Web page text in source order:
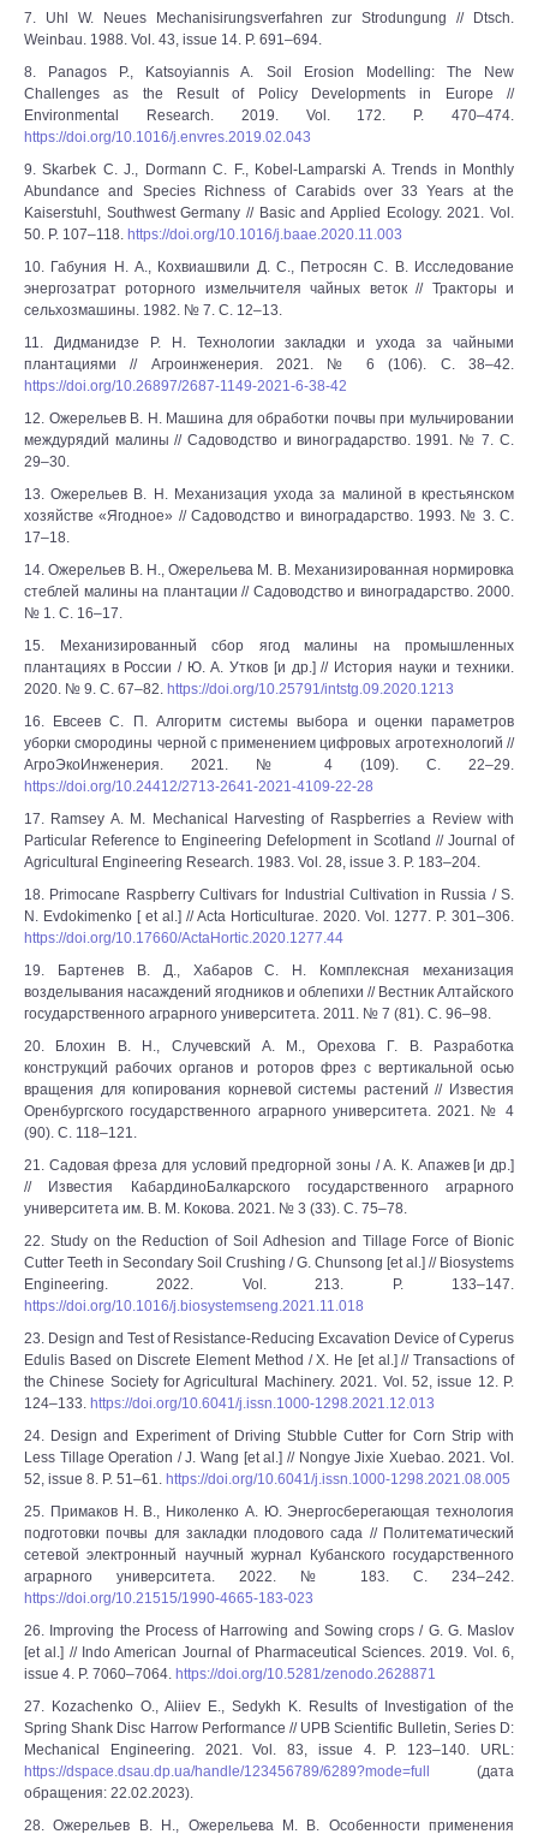
7. Uhl W. Neues Mechanisirungsverfahren zur Strodungung // Dtsch.
Weinbau. 1988. Vol. 43, issue 14. P. 691–694.
8. Panagos P., Katsoyiannis A. Soil Erosion Modelling: The New
Challenges as the Result of Policy Developments in Europe //
Environmental Research. 2019. Vol. 172. P. 470–474.
https://doi.org/10.1016/j.envres.2019.02.043
9. Skarbek C. J., Dormann C. F., Kobel-Lamparski A. Trends in Monthly
Abundance and Species Richness of Carabids over 33 Years at the
Kaiserstuhl, Southwest Germany // Basic and Applied Ecology. 2021. Vol.
50. P. 107–118. https://doi.org/10.1016/j.baae.2020.11.003
10. Габуния Н. А., Кохвиашвили Д. С., Петросян С. В. Исследование
энергозатрат роторного измельчителя чайных веток // Тракторы и
сельхозмашины. 1982. № 7. С. 12–13.
11. Дидманидзе Р. Н. Технологии закладки и ухода за чайными
плантациями // Агроинженерия. 2021. № 6 (106). С. 38–42.
https://doi.org/10.26897/2687-1149-2021-6-38-42
12. Ожерельев В. Н. Машина для обработки почвы при мульчировании
междурядий малины // Садоводство и виноградарство. 1991. № 7. С.
29–30.
13. Ожерельев В. Н. Механизация ухода за малиной в крестьянском
хозяйстве «Ягодное» // Садоводство и виноградарство. 1993. № 3. С.
17–18.
14. Ожерельев В. Н., Ожерельева М. В. Механизированная нормировка
стеблей малины на плантации // Садоводство и виноградарство. 2000.
№ 1. С. 16–17.
15. Механизированный сбор ягод малины на промышленных
плантациях в России / Ю. А. Утков [и др.] // История науки и техники.
2020. № 9. С. 67–82. https://doi.org/10.25791/intstg.09.2020.1213
16. Евсеев С. П. Алгоритм системы выбора и оценки параметров
уборки смородины черной с применением цифровых агротехнологий //
АгроЭкоИнженерия. 2021. № 4 (109). С. 22–29.
https://doi.org/10.24412/2713-2641-2021-4109-22-28
17. Ramsey A. M. Mechanical Harvesting of Raspberries a Review with
Particular Reference to Engineering Defelopment in Scotland // Journal of
Agricultural Engineering Research. 1983. Vol. 28, issue 3. P. 183–204.
18. Primocane Raspberry Cultivars for Industrial Cultivation in Russia / S.
N. Evdokimenko [ et al.] // Acta Horticulturae. 2020. Vol. 1277. P. 301–306.
https://doi.org/10.17660/ActaHortic.2020.1277.44
19. Бартенев В. Д., Хабаров С. Н. Комплексная механизация
возделывания насаждений ягодников и облепихи // Вестник Алтайского
государственного аграрного университета. 2011. № 7 (81). С. 96–98.
20. Блохин В. Н., Случевский А. М., Орехова Г. В. Разработка
конструкций рабочих органов и роторов фрез с вертикальной осью
вращения для копирования корневой системы растений // Известия
Оренбургского государственного аграрного университета. 2021. № 4
(90). С. 118–121.
21. Садовая фреза для условий предгорной зоны / А. К. Апажев [и др.]
// Известия КабардиноБалкарского государственного аграрного
университета им. В. М. Кокова. 2021. № 3 (33). С. 75–78.
22. Study on the Reduction of Soil Adhesion and Tillage Force of Bionic
Cutter Teeth in Secondary Soil Crushing / G. Chunsong [et al.] // Biosystems
Engineering. 2022. Vol. 213. P. 133–147.
https://doi.org/10.1016/j.biosystemseng.2021.11.018
23. Design and Test of Resistance-Reducing Excavation Device of Cyperus
Edulis Based on Discrete Element Method / X. He [et al.] // Transactions of
the Chinese Society for Agricultural Machinery. 2021. Vol. 52, issue 12. P.
124–133. https://doi.org/10.6041/j.issn.1000-1298.2021.12.013
24. Design and Experiment of Driving Stubble Cutter for Corn Strip with
Less Tillage Operation / J. Wang [et al.] // Nongye Jixie Xuebao. 2021. Vol.
52, issue 8. P. 51–61. https://doi.org/10.6041/j.issn.1000-1298.2021.08.005
25. Примаков Н. В., Николенко А. Ю. Энергосберегающая технология
подготовки почвы для закладки плодового сада // Политематический
сетевой электронный научный журнал Кубанского государственного
аграрного университета. 2022. № 183. С. 234–242.
https://doi.org/10.21515/1990-4665-183-023
26. Improving the Process of Harrowing and Sowing crops / G. G. Maslov
[et al.] // Indo American Journal of Pharmaceutical Sciences. 2019. Vol. 6,
issue 4. P. 7060–7064. https://doi.org/10.5281/zenodo.2628871
27. Kozachenko O., Aliiev E., Sedykh K. Results of Investigation of the
Spring Shank Disc Harrow Performance // UPB Scientific Bulletin, Series D:
Mechanical Engineering. 2021. Vol. 83, issue 4. P. 123–140. URL:
https://dspace.dsau.dp.ua/handle/123456789/6289?mode=full
(дата
обращения: 22.02.2023).
28. Ожерельев В. Н., Ожерельева М. В. Особенности применения